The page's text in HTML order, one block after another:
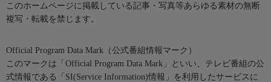
このホームページに掲載している記事・写真等あらゆる素材の無断
複写・転載を禁じます。
Official Program Data Mark（公式番組情報マーク）
このマークは「Official Program Data Mark」といい、テレビ番組の公
式情報である「SI(Service Information)情報」を利用したサービスに